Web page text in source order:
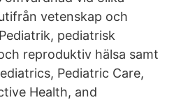
vetenskap och
pediatrisk
reproduktiv hälsa samt
Pediatric Care,
Health, and